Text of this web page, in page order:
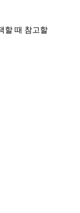
할 때 참고할